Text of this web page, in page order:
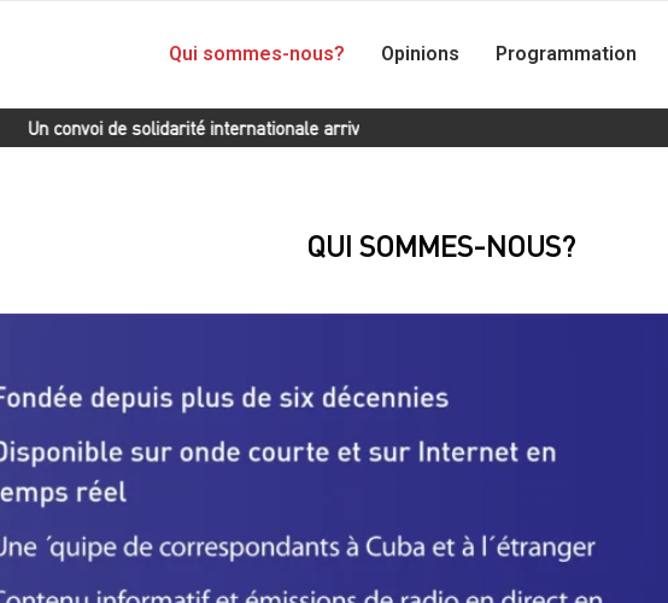
convoi de solidarité internationale arrive à Cuba en hommage à Fidel Castro
Qui sommes-nous? Opinions Programmation
QUI SOMMES-NOUS?